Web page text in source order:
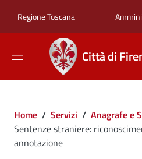
Regione Toscana
Città di
Briciole di pane
Home / Servizi / Anagrafe e
Sentenze straniere:
annotazione